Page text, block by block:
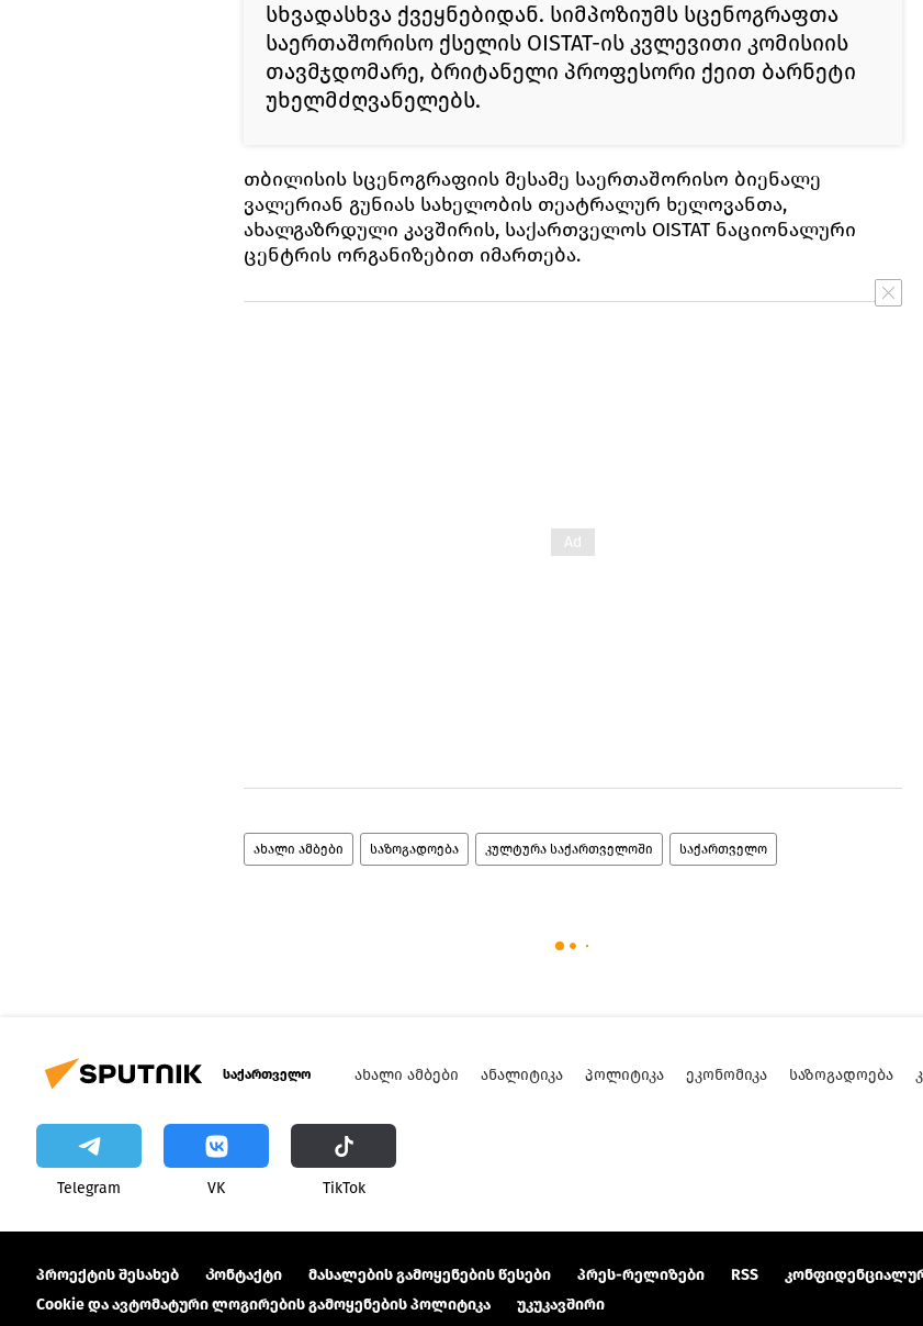
სხვადასხვა ქვეყნებიდან. სიმპოზიუმს სცენოგრაფთა
საერთაშორისო ქსელის OISTAT-ის კვლევითი კომისიის
თავმჯდომარე, ბრიტანელი პროფესორი ქეით ბარნეტი
უხელმძღვანელებს.
თბილისის სცენოგრაფიის მესამე საერთაშორისო ბიენალე
ვალერიან გუნიას სახელობის თეატრალურ ხელოვანთა,
ახალგაზრდული კავშირის, საქართველოს OISTAT ნაციონალური
ცენტრის ორგანიზებით იმართება.
ახალი ამბები საზოგადოება კულტურა საქართველოში საქართველო
საქართველო ᲐᲮᲐᲚᲘ ᲐᲛᲑᲔᲑᲘ ᲐᲜᲐᲚᲘᲢᲘᲙᲐ ᲞᲝᲚᲘᲢᲘᲙᲐ ᲔᲙᲝᲜᲝᲛᲘᲙᲐ ᲡᲐᲖᲝᲒᲐᲓᲝᲔᲑᲐ
Telegram VK ТikТоk
პროექტის შესახებ Კონტაქტი მასალების გამოყენების წესები პრეს-რელიზები RSS
Cookie და ავტომატური ლოგირების გამოყენების პოლიტიკა
უკუკავშირი